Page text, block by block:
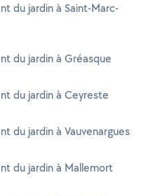
du jardin à Saint-Marc-
du jardin à Gréasque
du jardin à Ceyreste
du jardin à Vauvenargues
du jardin à Mallemort